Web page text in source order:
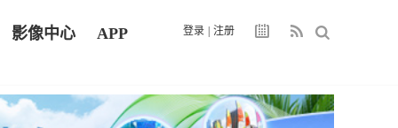
登录 注册
影像中心 APP